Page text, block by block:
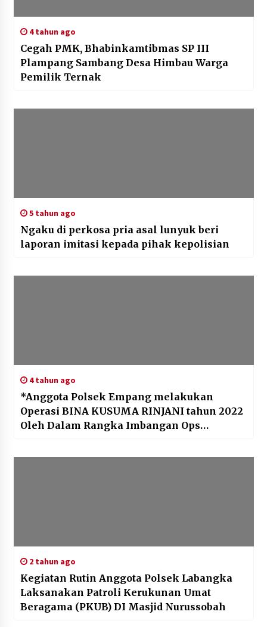
4 tahun ago
Cegah PMK, Bhabinkamtibmas SP III
Plampang Sambang Desa Himbau Warga
Pemilik Ternak
5 tahun ago
Ngaku di perkosa pria asal lunyuk beri
laporan imitasi kepada pihak kepolisian
4 tahun ago
*Anggota Polsek Empang melakukan
Operasi BINA KUSUMA RINJANI tahun 2022
Oleh Dalam Rangka Imbangan Ops
2 tahun ago
Kegiatan Rutin Anggota Polsek Labangka
Laksanakan Patroli Kerukunan Umat
Beragama (PKUB) DI Masjid Nurussobah